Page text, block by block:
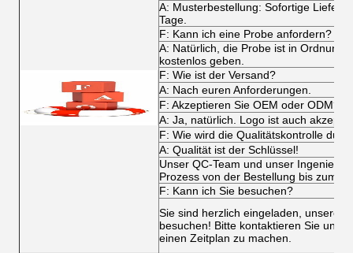
A: Musterbestellung: Sofortige
Tage.
F: Kann ich eine Probe anfordern?
A: Natürlich, die Probe ist in Ordnung
kostenlos geben.
F: Wie ist der Versand?
A: Nach euren Anforderungen.
F: Akzeptieren Sie OEM oder ODM?
A: Ja, natürlich. Logo ist auch
F: Wie wird die Qualitätskontrolle
A: Qualität ist der Schlüssel!
Unser QC-Team und unser
Prozess von der Bestellung bis zum
F: Kann ich Sie besuchen?
Sie sind herzlich eingeladen, unsere
besuchen! Bitte kontaktieren Sie
einen Zeitplan zu machen.